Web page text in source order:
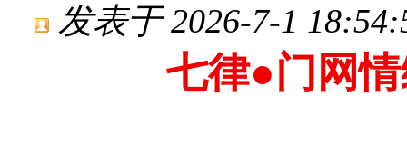
发表于 2026-7-1
七律●门网